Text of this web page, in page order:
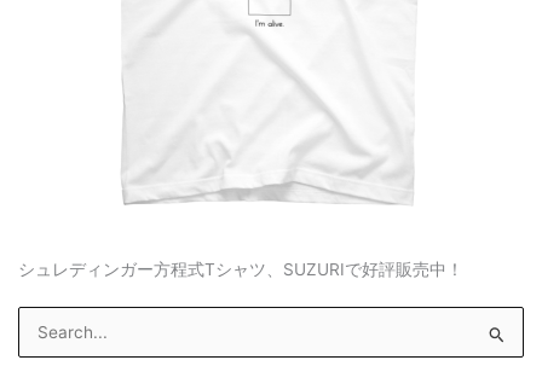
シュレディンガー方程式Tシャツ、SUZURIで好評販売中！
e